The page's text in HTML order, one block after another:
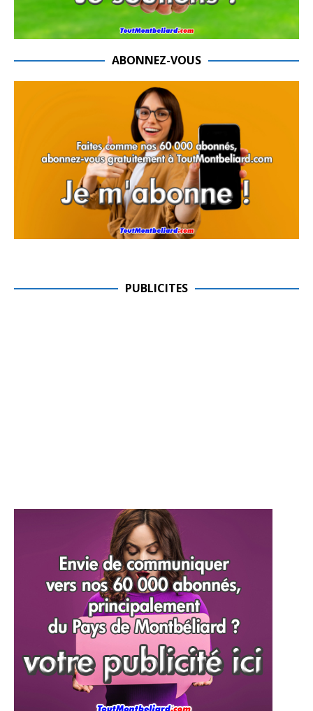
ABONNEZ-VOUS
PUBLICITES